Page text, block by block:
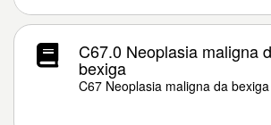
C67.0 Neoplasia maligna
bexiga
C67 Neoplasia maligna da bexiga